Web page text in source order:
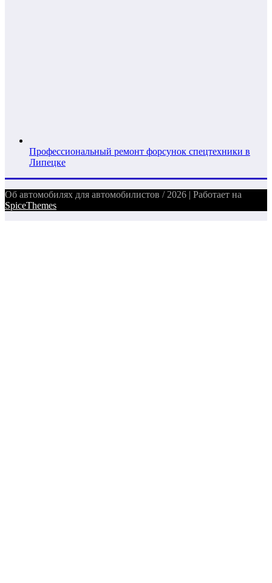
Профессиональный ремонт форсунок спецтехники в
Липецке
Об автомобилях для автомобилистов / 2026 | Работает на
SpiceThemes